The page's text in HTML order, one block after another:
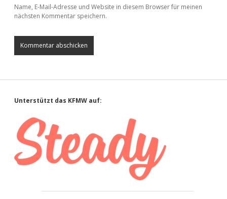
Name, E-Mail-Adresse und Website in diesem Browser für meinen
nächsten Kommentar speichern.
Sidebar
Unterstützt das KFMW auf: